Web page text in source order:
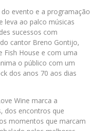
evento e a programação
leva ao palco músicas
sucessos com
cantor Breno Gontijo,
Fish House e com uma
o público com um
dos anos 70 aos dias
Wine marca a
dos encontros que
momentos que marcam